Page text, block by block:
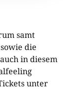
samt
die
in diesem
unter